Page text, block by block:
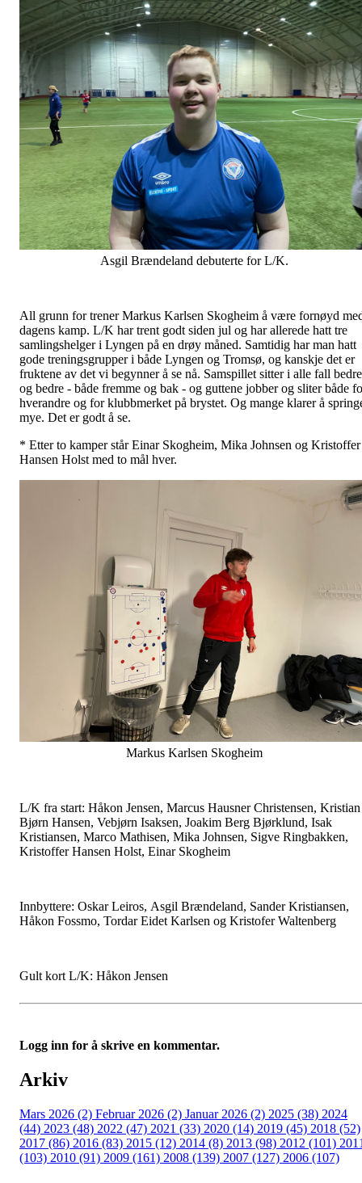
Asgil Brændeland debuterte for L/K.
All grunn for trener Markus Karlsen Skogheim å være fornøyd
dagens kamp. L/K har trent godt siden jul og har allerede hatt tre
samlingshelger i Lyngen på en drøy måned. Samtidig har man hatt
gode treningsgrupper i både Lyngen og Tromsø, og kanskje det er
fruktene av det vi begynner å se nå. Samspillet sitter i alle fall bedre
og bedre - både fremme og bak - og guttene jobber og sliter både
hverandre og for klubbmerket på brystet. Og mange klarer å
mye. Det er godt å se.
* Etter to kamper står Einar Skogheim, Mika Johnsen og Kristoffer
Hansen Holst med to mål hver.
Markus Karlsen Skogheim
L/K fra start: Håkon Jensen, Marcus Hausner Christensen, Kristian
Bjørn Hansen, Vebjørn Isaksen, Joakim Berg Bjørklund, Isak
Kristiansen, Marco Mathisen, Mika Johnsen, Sigve Ringbakken,
Kristoffer Hansen Holst, Einar Skogheim
Innbyttere: Oskar Leiros, Asgil Brændeland, Sander Kristiansen,
Håkon Fossmo, Tordar Eidet Karlsen og Kristofer Waltenberg
Gult kort L/K: Håkon Jensen
Logg inn for å skrive en kommentar.
Arkiv
Mars 2026 (2) Februar 2026 (2) Januar 2026 (2) 2025 (38) 2024
(44) 2023 (48) 2022 (47) 2021 (33) 2020 (14) 2019 (45) 2018 (52)
2017 (86) 2016 (83) 2015 (12) 2014 (8) 2013 (98) 2012 (101)
(103) 2010 (91) 2009 (161) 2008 (139) 2007 (127) 2006 (107)